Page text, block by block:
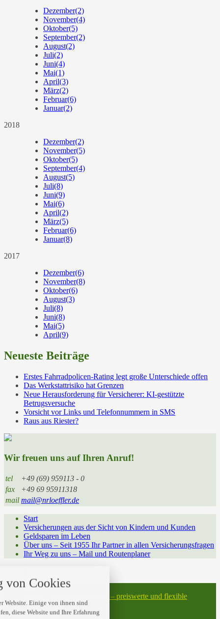
Dezember(2)
November(4)
Oktober(5)
September(2)
August(2)
Juli(2)
Juni(4)
Mai(1)
April(3)
März(2)
Februar(6)
Januar(2)
2018
Dezember(2)
November(5)
Oktober(5)
September(4)
August(5)
Juli(8)
Juni(9)
Mai(6)
April(2)
März(5)
Februar(6)
Januar(8)
2017
Dezember(6)
November(8)
Oktober(6)
August(3)
Juli(8)
Juni(8)
Mai(5)
April(9)
Neueste Beiträge
Erstes Fahrradpolicen-Rating legt große Unterschiede offen
Das Werkstattrisiko hat Grenzen
Neue Herausforderung für Versicherer: KI-gestützte
Betrugsversuche
Vorsicht vor Links und Telefonnummern in SMS
Raus aus Riester?
Wir freuen uns auf Ihren Anruf!
tel
+49 (69) 959113 - 0
fax
+49 69 95911318
mail mail@nrloeffler.de
Start
Versicherungen aus der Sicht von Kindern und Kunden
Geldsparen im Leben
Über uns – Seit 1955 Ihr Partner in allen Versicherungsfragen
Ihr Weg zu uns – Mail und Routenplaner
Start
Risiko-Lebensversicherung – preiswerte und flexible
Absicherung
Datenschutz
von Cookies
Website. Einige von ihnen sind
diese Website und Ihre Erfahrung
alle verwendeten Cookies und
Kategorien zu akzeptieren